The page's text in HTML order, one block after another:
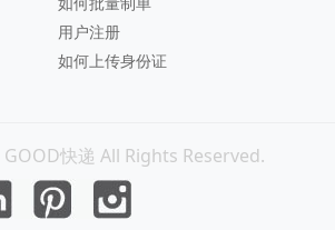
用户注册
如何上传身份证
快递 All Rights Reserved.